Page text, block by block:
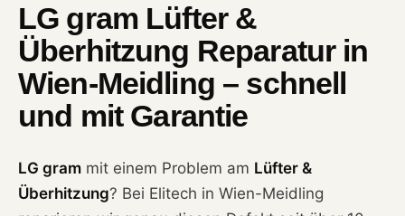
LG gram Lüfter &
Überhitzung Reparatur in
Wien-Meidling – schnell
und mit Garantie
LG gram mit einem Problem am Lüfter &
Überhitzung? Bei Elitech in Wien-Meidling